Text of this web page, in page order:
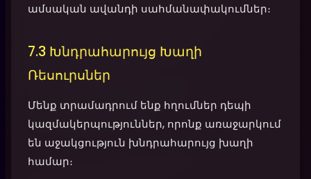
ամսական ավանդի սահմանափակումներ։
7.3 Խնդրահարույց Խաղի
Ռեսուրսներ
Մենք տրամադրում ենք հղումներ դեպի
կազմակերպություններ, որոնք առաջարկում
են աջակցություն խնդրահարույց խաղի
համար։